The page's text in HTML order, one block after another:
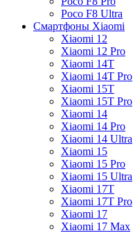
Poco F8 Ultra
Смартфоны Xiaomi
Xiaomi 12
Xiaomi 12 Pro
Xiaomi 14T
Xiaomi 14T Pro
Xiaomi 15T
Xiaomi 15T Pro
Xiaomi 14
Xiaomi 14 Pro
Xiaomi 14 Ultra
Xiaomi 15
Xiaomi 15 Pro
Xiaomi 15 Ultra
Xiaomi 17T
Xiaomi 17T Pro
Xiaomi 17
Xiaomi 17 Max